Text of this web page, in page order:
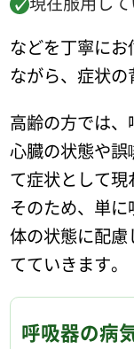
などを丁寧に
ながら、症状の
高齢の方では、
心臓の状態や
て症状として現
そのため、単に
体の状態に配
てていきます。
呼吸器の病